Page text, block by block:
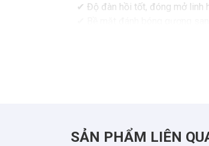
✔ Độ đàn hồi tốt, đóng mở linh
✔ Phù hợp cho gia đình, quán ăn,
SẢN PHẨM LIÊN